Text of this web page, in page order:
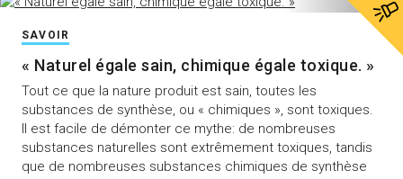
SAVOIR
« Naturel égale sain, chimique égale toxique. »
Tout ce que la nature produit est sain, toutes les
substances de synthèse, ou « chimiques », sont toxiques.
Il est facile de démonter ce mythe: de nombreuses
substances naturelles sont extrêmement toxiques, tandis
que de nombreuses substances chimiques de synthèse